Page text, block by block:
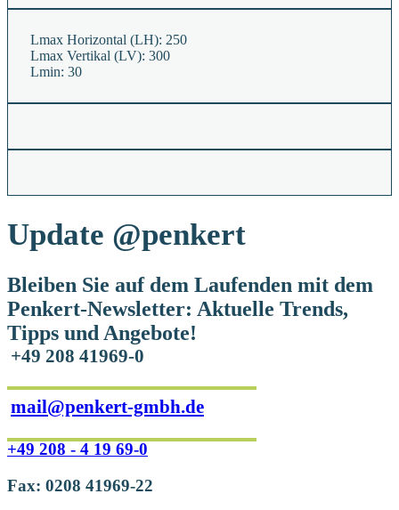
Lmax Horizontal (LH): 250
Lmax Vertikal (LV): 300
Lmin: 30
Update @penkert
Bleiben Sie auf dem Laufenden mit dem
Penkert-Newsletter: Aktuelle Trends,
Tipps und Angebote!
+49 208 41969-0
mail@penkert-gmbh.de
+49 208 - 4 19 69-0
Fax: 0208 41969-22